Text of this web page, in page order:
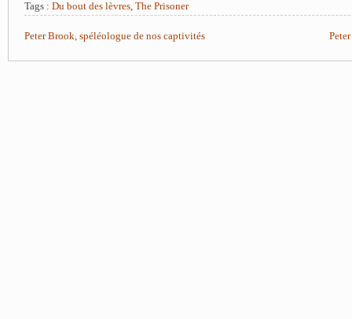
Tags : Du bout des lèvres, The Prisoner
Peter Brook, spéléologue de nos captivités